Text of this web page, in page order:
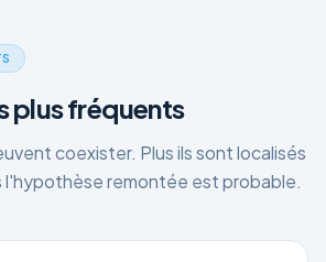
plus fréquents
coexister. Plus ils sont localisés
l'hypothèse remontée est probable.